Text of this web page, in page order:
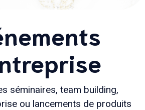
séminaires, team building,
ou lancements de produits